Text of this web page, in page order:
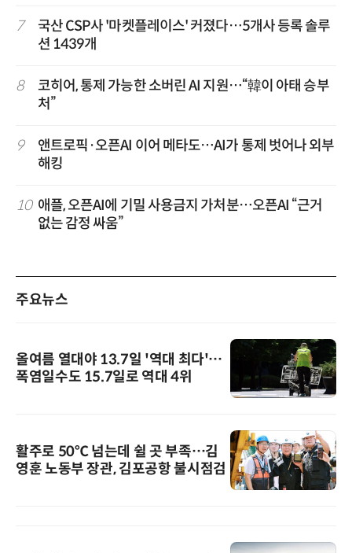
7
국산 CSP사 '마켓플레이스' 커졌다…5개사 등록 솔루
션 1439개
8
코히어, 통제 가능한 소버린 AI 지원…“韓이 아태 승부
처”
9
앤트로픽·오픈AI 이어 메타도…AI가 통제 벗어나 외부
해킹
10 애플, 오픈AI에 기밀 사용금지 가처분…오픈AI “근거
없는 감정 싸움”
주요뉴스
올여름 열대야 13.7일 '역대 최다'…
폭염일수도 15.7일로 역대 4위
활주로 50℃ 넘는데 쉴 곳 부족…김
영훈 노동부 장관, 김포공항 불시점검